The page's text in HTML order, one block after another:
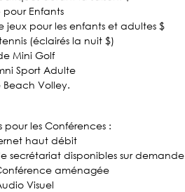
pour Enfants
jeux pour les enfants et adultes $
(éclairés la nuit $)
Mini Golf
Sport Adulte
Beach Volley.
pour les Conférences :
haut débit
secrétariat disponibles sur demande
aménagée
Visuel